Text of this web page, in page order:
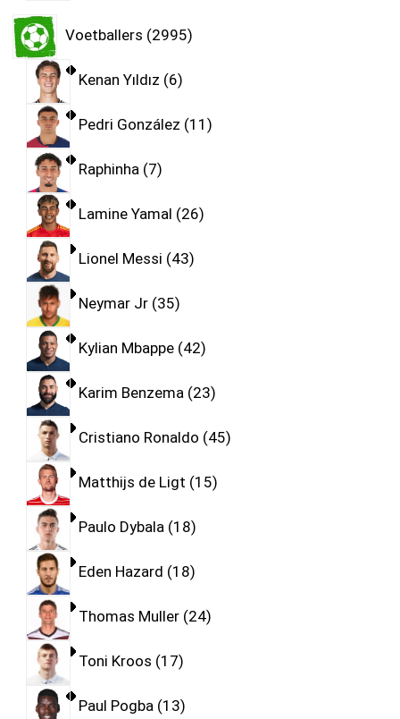
Voetballers 2995
Kenan Yıldız 6
Pedri González 11
Raphinha 7
Lamine Yamal 26
Lionel Messi 43
Neymar Jr 35
Kylian Mbappe 42
Karim Benzema 23
Cristiano Ronaldo 45
Matthijs de Ligt 15
Paulo Dybala 18
Eden Hazard 18
Thomas Muller 24
Toni Kroos 17
Paul Pogba 13